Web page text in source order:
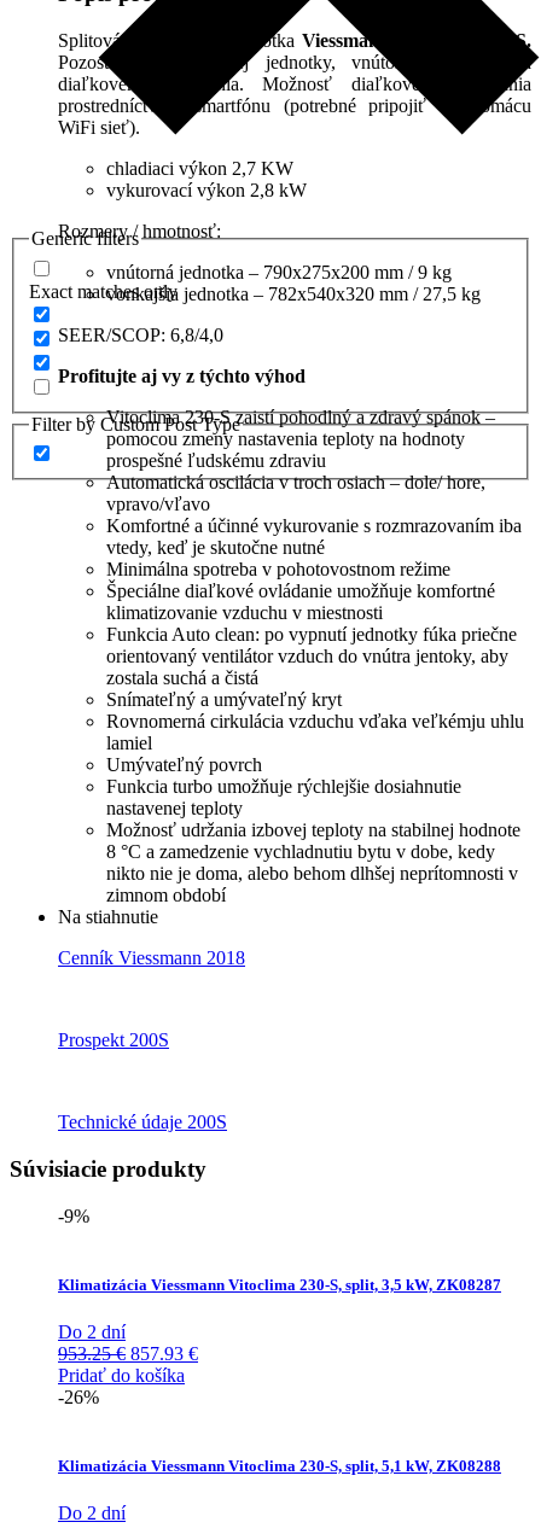
Generic filters
Exact matches only
Filter by Custom Post Type
Splitová klimatizačná jednotka Viessmann Vitoclima 230-S.
Pozostáva z vonkajšej jednotky, vnútornej jednotky a
diaľkového ovládania. Možnosť diaľkového ovládania
prostredníctvom smartfónu (potrebné pripojiť na domácu
WiFi sieť).
chladiaci výkon 2,7 KW
vykurovací výkon 2,8 kW
Rozmery / hmotnosť:
vnútorná jednotka – 790x275x200 mm / 9 kg
vonkajšia jednotka – 782x540x320 mm / 27,5 kg
SEER/SCOP: 6,8/4,0
Profitujte aj vy z týchto výhod
Vitoclima 230-S zaistí pohodlný a zdravý spánok –
pomocou zmeny nastavenia teploty na hodnoty
prospešné ľudskému zdraviu
Automatická oscilácia v troch osiach – dole/ hore,
vpravo/vľavo
Komfortné a účinné vykurovanie s rozmrazovaním iba
vtedy, keď je skutočne nutné
Minimálna spotreba v pohotovostnom režime
Špeciálne diaľkové ovládanie umožňuje komfortné
klimatizovanie vzduchu v miestnosti
Funkcia Auto clean: po vypnutí jednotky fúka priečne
orientovaný ventilátor vzduch do vnútra jentoky, aby
zostala suchá a čistá
Snímateľný a umývateľný kryt
Rovnomerná cirkulácia vzduchu vďaka veľkémju uhlu
lamiel
Umývateľný povrch
Funkcia turbo umožňuje rýchlejšie dosiahnutie
nastavenej teploty
Možnosť udržania izbovej teploty na stabilnej hodnote
8 °C a zamedzenie vychladnutiu bytu v dobe, kedy
nikto nie je doma, alebo behom dlhšej neprítomnosti v
zimnom období
Na stiahnutie
Cenník Viessmann 2018
Prospekt 200S
Technické údaje 200S
Súvisiacie produkty
-9%
Klimatizácia Viessmann Vitoclima 230-S, split, 3,5 kW, ZK08287
Do 2 dní
953.25€ Pôvodná
cena
857.93 €Aktuálna
Pridať do košíka
-26%
Klimatizácia Viessmann Vitoclima 230-S, split, 5,1 kW, ZK08288
Do 2 dní